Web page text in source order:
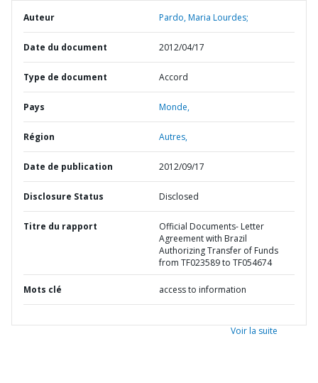
Auteur Pardo, Maria Lourdes;
Date du document 2012/04/17
Type de document Accord
Pays Monde,
Région Autres,
Date de publication 2012/09/17
Disclosure Status Disclosed
Titre du rapport
Official Documents- Letter
Agreement with Brazil
Authorizing Transfer of Funds
from TF023589 to TF054674
Mots clé access to information
Voir la suite